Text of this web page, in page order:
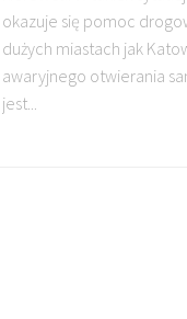
okazuje się pomoc
dużych miastach jak
awaryjnego otwierania
jest...